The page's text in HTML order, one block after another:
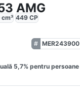
AMG
cm³ 449 CP
MER243900
5,7% pentru persoane